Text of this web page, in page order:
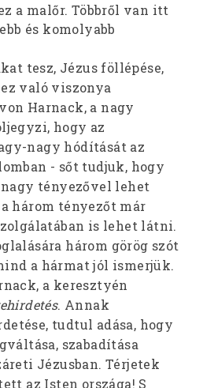
a malőr. Többről van itt
és komolyabb
Jézus föllépése,
való viszonya
Harnack, a nagy
hogy az
nagy hódítását az
- sőt tudjuk, hogy
tényezővel lehet
három tényezőt már
is lehet látni.
három görög szót
a hármat jól ismerjük.
a keresztyén
. Annak
tudtul adása, hogy
szabadítása
Jézusban. Térjetek
az Isten országa! S